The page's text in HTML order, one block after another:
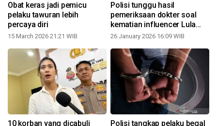
Obat keras jadi pemicu
pelaku tawuran lebih
percaya diri
15 March 2026 21:21 WIB
Polisi tunggu hasil
pemeriksaan dokter soal
kematian influencer Lula
Lahfah
26 January 2026 16:09 WIB
10 korban yang dicabuli Polisi tangkap pelaku begal